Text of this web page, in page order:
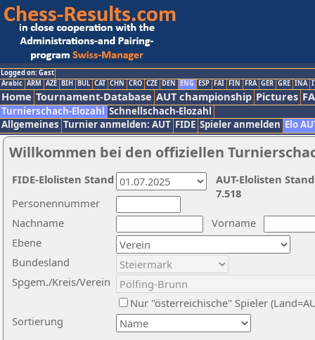
Logged on: Gast
Arabic ARM AZE BIH BUL CAT CHN CRO CZE DEN ENG ESP FAI FIN FRA GER GRE INA
Home Tournament-Database AUT championship Pictures
Turnierschach-Elozahl Schnellschach-Elozahl
Allgemeines Turnier anmelden: AUT FIDE Spieler anmelden Elo
Willkommen bei den offiziellen
Nachname
Vorname
Ebene
Sortierung
Personennummer
Bundesland
Spgem./Kreis/Verein
Nur "österreichische" Spieler
AUT-Elolisten
7.518
FIDE-Elolisten Stand